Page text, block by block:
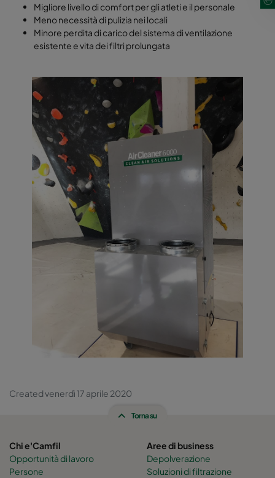
Migliore livello di comfort per gli atleti e il personale
Meno necessità di pulizia nei locali
Minore perdita di carico del sistema di ventilazione
esistente e vita dei filtri prolungata
Created venerdì 17 aprile 2020
Torna su
Chi e'Camfil
Opportunità di lavoro
Persone
Aree di business
Depolverazione
Soluzioni di filtrazione